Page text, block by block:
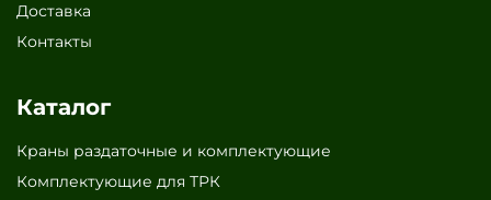
Доставка
Контакты
Каталог
Краны раздаточные и комплектующие
Комплектующие для ТРК